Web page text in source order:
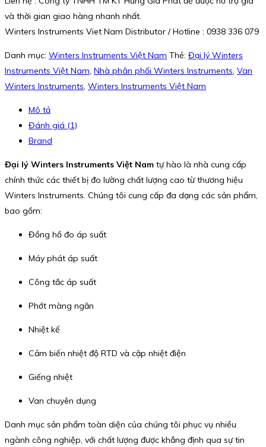
và thời gian giao hàng nhanh nhất.
Winters Instruments Viet Nam Distributor / Hotline : 0938 336 079
Danh mục: Winters Instruments Việt Nam Thẻ: Đại lý Winters
Instruments Việt Nam, Nhà phân phối Winters Instruments, Van
Winters Instruments, Winters Instruments Việt Nam
Mô tả
Đánh giá (1)
Brand
Đại lý Winters Instruments Việt Nam tự hào là nhà cung cấp
chính thức các thiết bị đo lường chất lượng cao từ thương hiệu
Winters Instruments. Chúng tôi cung cấp đa dạng các sản phẩm,
bao gồm:
Đồng hồ đo áp suất
Máy phát áp suất
Công tắc áp suất
Phớt màng ngăn
Nhiệt kế
Cảm biến nhiệt độ RTD và cặp nhiệt điện
Giếng nhiệt
Van chuyên dụng
Danh mục sản phẩm toàn diện của chúng tôi phục vụ nhiều
ngành công nghiệp, với chất lượng được khẳng định qua sự tin